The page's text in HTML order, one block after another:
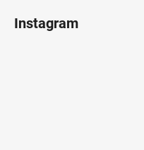
Instagram